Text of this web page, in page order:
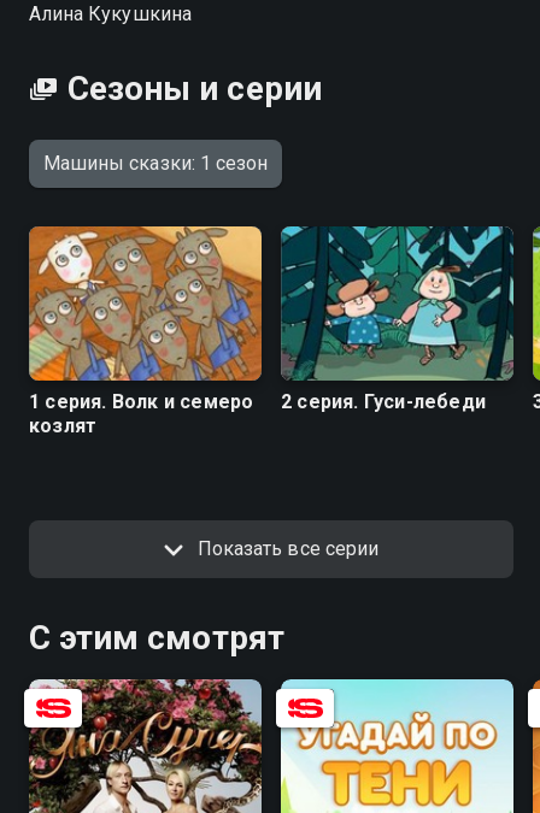
Алина Кукушкина
Сезоны и серии
Машины сказки: 1 сезон
1 серия. Волк и семеро
козлят
2 серия. Гуси-лебеди
Показать все серии
С этим смотрят